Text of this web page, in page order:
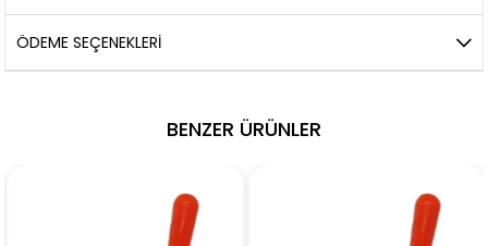
ÖDEME SEÇENEKLERI
BENZER ÜRÜNLER